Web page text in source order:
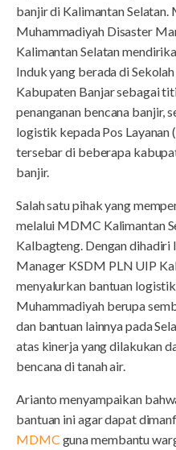
banjir di Kalimantan Selatan.
Muhammadiyah Disaster
Kalimantan Selatan
Induk yang berada di
Kabupaten Banjar sebagai
penanganan bencana
logistik kepada Pos Layanan
tersebar di beberapa
banjir.
Salah satu pihak yang
melalui MDMC Kalimantan
Kalbagteng. Dengan dihadiri
Manager KSDM PLN UIP
menyalurkan bantuan
Muhammadiyah berupa
dan bantuan lainnya pada
atas kinerja yang dilakukan
bencana di tanah air.
Arianto menyampaikan
bantuan ini agar dapat
MDMC guna membantu